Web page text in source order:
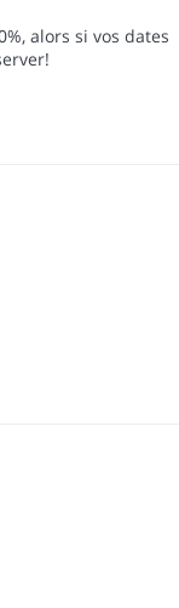
alors si vos dates